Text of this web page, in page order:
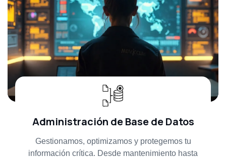
Administración de Base de Datos
Gestionamos, optimizamos y protegemos tu
información crítica. Desde mantenimiento hasta